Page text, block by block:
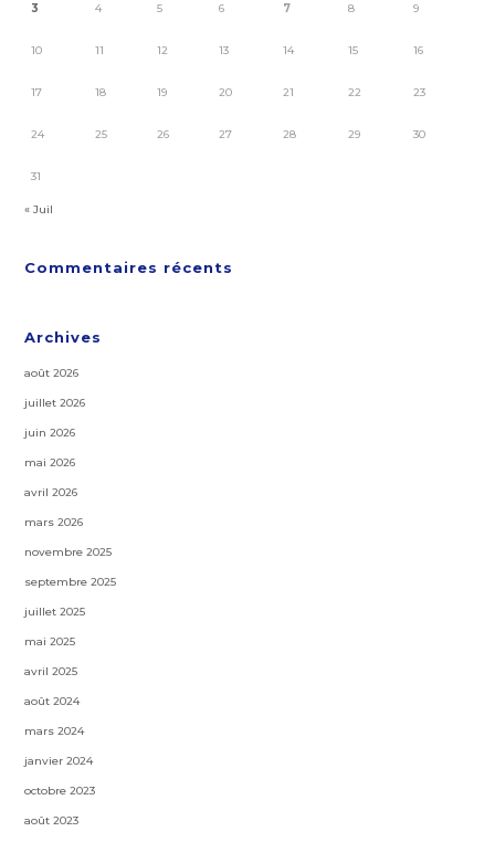
3 4 5 6 7 8 9
10 11 12 13 14 15 16
17 18 19 20 21 22 23
24 25 26 27 28 29 30
31
« Juil
Commentaires récents
Archives
août 2026
juillet 2026
juin 2026
mai 2026
avril 2026
mars 2026
novembre 2025
septembre 2025
juillet 2025
mai 2025
avril 2025
août 2024
mars 2024
janvier 2024
octobre 2023
août 2023